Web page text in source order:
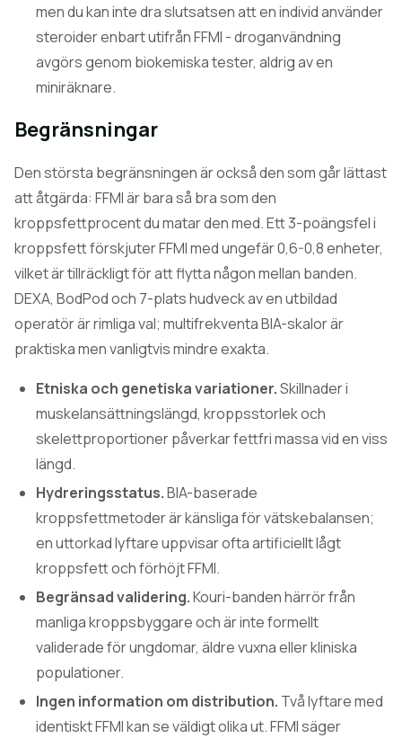
men du kan inte dra slutsatsen att en individ använder
steroider enbart utifrån FFMI - droganvändning
avgörs genom biokemiska tester, aldrig av en
miniräknare.
Begränsningar
Den största begränsningen är också den som går lättast
att åtgärda: FFMI är bara så bra som den
kroppsfettprocent du matar den med. Ett 3-poängsfel i
kroppsfett förskjuter FFMI med ungefär 0,6-0,8 enheter,
vilket är tillräckligt för att flytta någon mellan banden.
DEXA, BodPod och 7-plats hudveck av en utbildad
operatör är rimliga val; multifrekventa BIA-skalor är
praktiska men vanligtvis mindre exakta.
Etniska och genetiska variationer.Skillnader i
muskelansättningslängd, kroppsstorlek och
skelettproportioner påverkar fettfri massa vid en viss
längd.
Hydreringsstatus.BIA-baserade
kroppsfettmetoder är känsliga för vätskebalansen;
en uttorkad lyftare uppvisar ofta artificiellt lågt
kroppsfett och förhöjt FFMI.
Begränsad validering.Kouri-banden härrör från
manliga kroppsbyggare och är inte formellt
validerade för ungdomar, äldre vuxna eller kliniska
populationer.
Ingen information om distribution. Två lyftare med
identiskt FFMI kan se väldigt olika ut. FFMI säger